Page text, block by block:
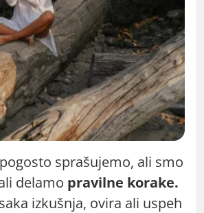
sprašujemo, ali smo
delamo pravilne korake.
izkušnja, ovira ali uspeh